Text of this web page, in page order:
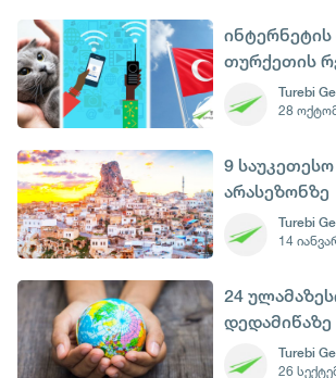
თურქეთის
29
Turebi Ge
28
9 საუკეთესო
არასეზონზე
Turebi Ge
14
24
დედამიწაზე
Turebi Ge
26